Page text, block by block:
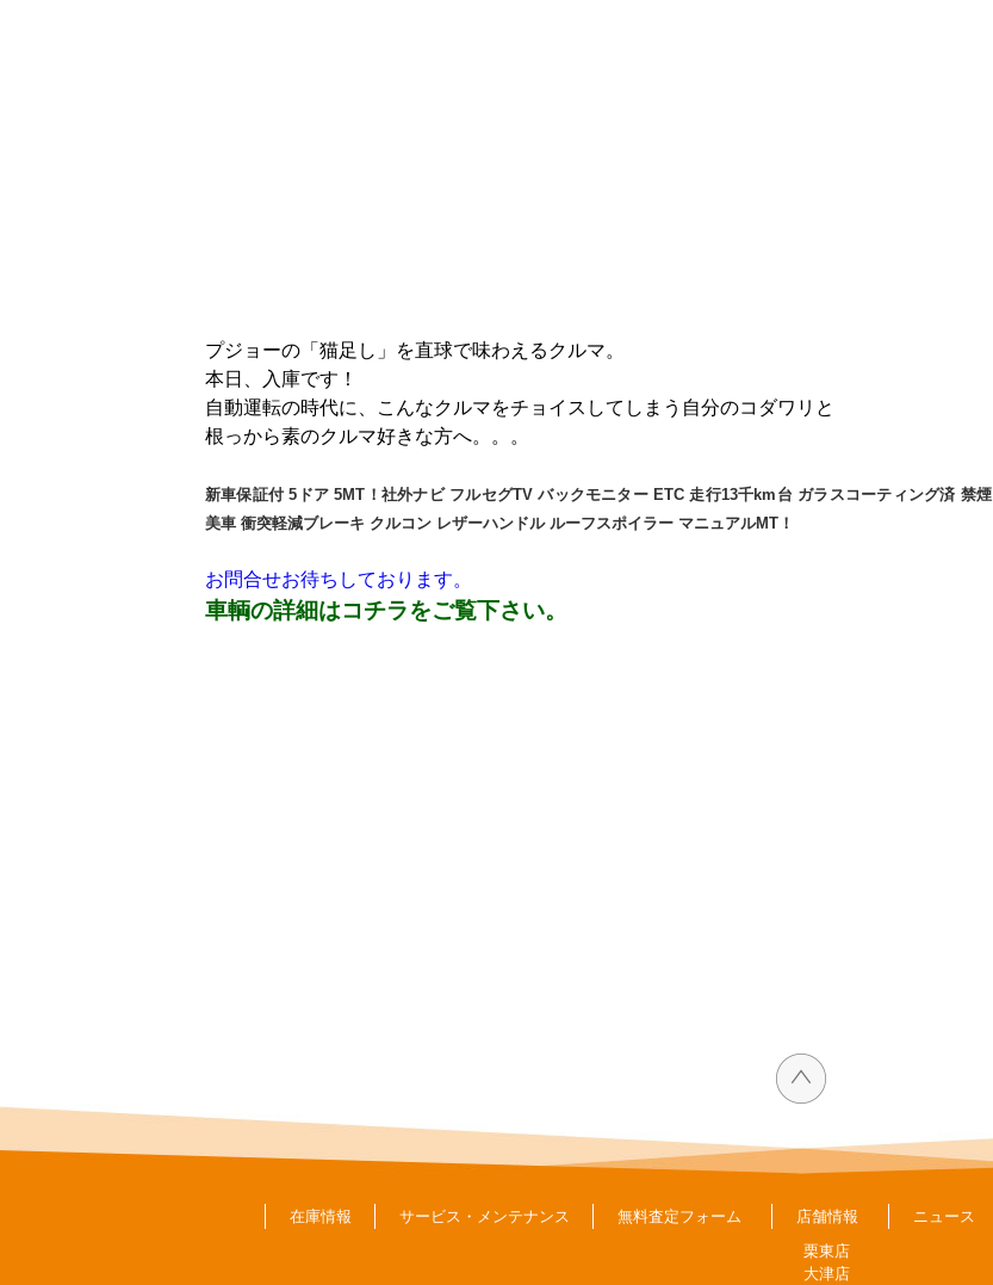
プジョーの「猫足し」を直球で味わえるクルマ。
本日、入庫です！
自動運転の時代に、こんなクルマをチョイスしてしまう自分のコダワリと
根っから素のクルマ好きな方へ。。。
新車保証付 5ドア 5MT！社外ナビ フルセグTV バックモニター ETC 走行13千km台 ガラスコーティング済 禁煙
美車 衝突軽減ブレーキ クルコン レザーハンドル ルーフスポイラー マニュアルMT！
お問合せお待ちしております。
車輌の詳細はコチラをご覧下さい。
在庫情報 サービス・メンテナンス 無料査定フォーム
店舗情報
栗東店
大津店
ニュース